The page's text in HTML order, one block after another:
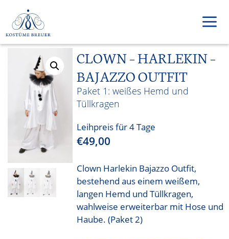
Inhalt
springen
CLOWN – HARLEKIN –
BAJAZZO OUTFIT
weißes Hemd und
Tüllkragen
Leihpreis für 4 Tage
€49,00
Clown Harlekin Bajazzo Outfit,
bestehend aus einem weißem,
langen Hemd und Tüllkragen,
wahlweise erweiterbar mit Hose und
Haube. (Paket 2)